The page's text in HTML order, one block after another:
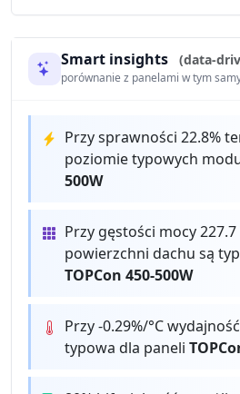
Smart insights (data-
porównanie z panelami w tym
Przy sprawności 22.8%
poziomie typowych
500W
Przy gęstości mocy
powierzchni dachu są
TOPCon 450-500W
Przy -0.29%/°C
typowa dla paneli